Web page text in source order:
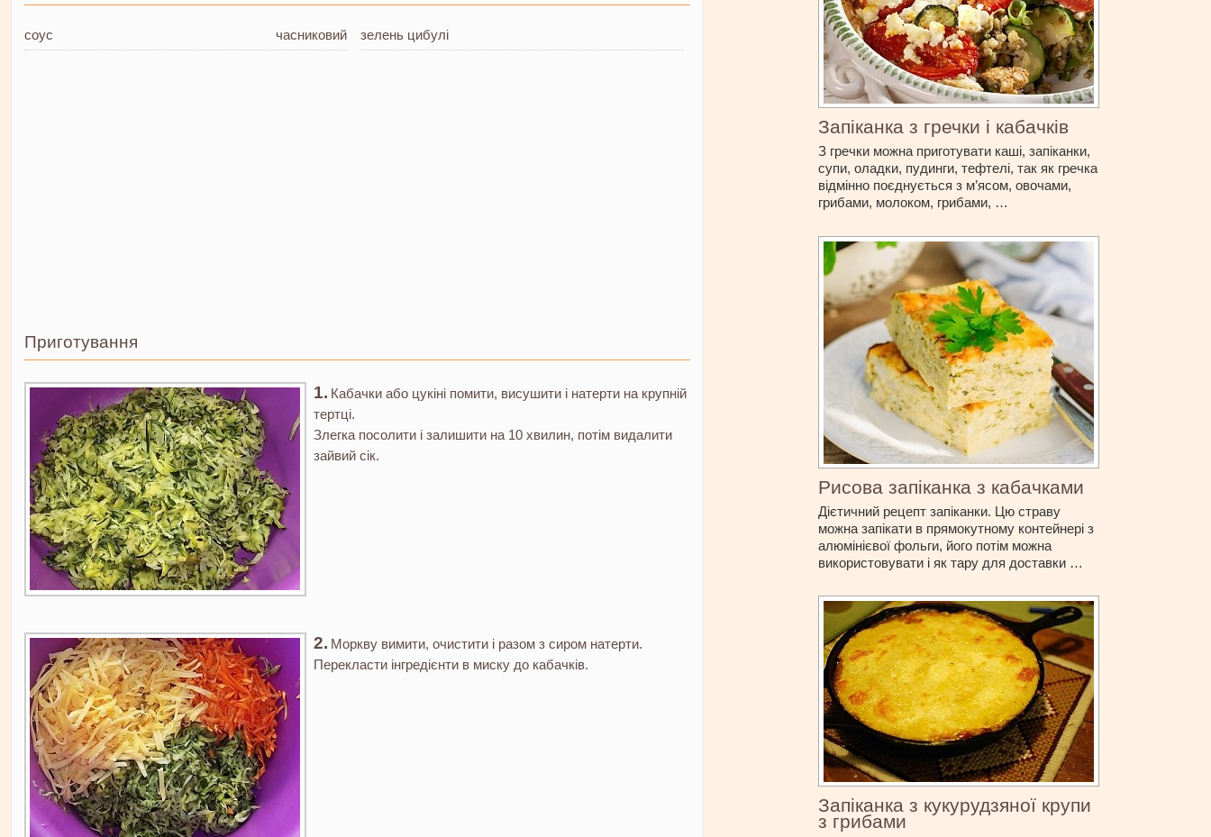
соус часниковий зелень цибулі
Приготування
Кабачки або цукіні помити, висушити і натерти на крупній
тертці.
Злегка посолити і залишити на 10 хвилин, потім видалити
зайвий сік.
Моркву вимити, очистити і разом з сиром натерти.
Перекласти інгредієнти в миску до кабачків.
Запіканка з гречки і кабачків
З гречки можна приготувати каші, запіканки,
супи, оладки, пудинги, тефтелі, так як гречка
відмінно поєднується з м’ясом, овочами,
грибами, молоком, грибами, …
Рисова запіканка з кабачками
Дієтичний рецепт запіканки. Цю страву
можна запікати в прямокутному контейнері з
алюмінієвої фольги, його потім можна
використовувати і як тару для доставки …
Запіканка з кукурудзяної крупи
з грибами